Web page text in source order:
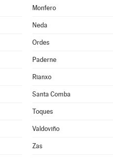
Monfero
Neda
Ordes
Paderne
Rianxo
Santa Comba
Toques
Valdoviño
Zas